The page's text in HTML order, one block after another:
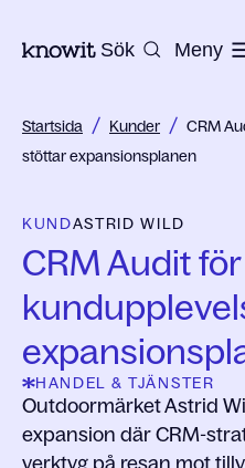
Till startsidan på Knowit
Sök Meny
Startsida / Kunder / CRM
stöttar expansionsplanen
KUNDASTRID WILD
CRM Audit
HANDEL & TJÄNSTER
Outdoormärket Astrid
expansion där CRM-
verktyg på resan mot